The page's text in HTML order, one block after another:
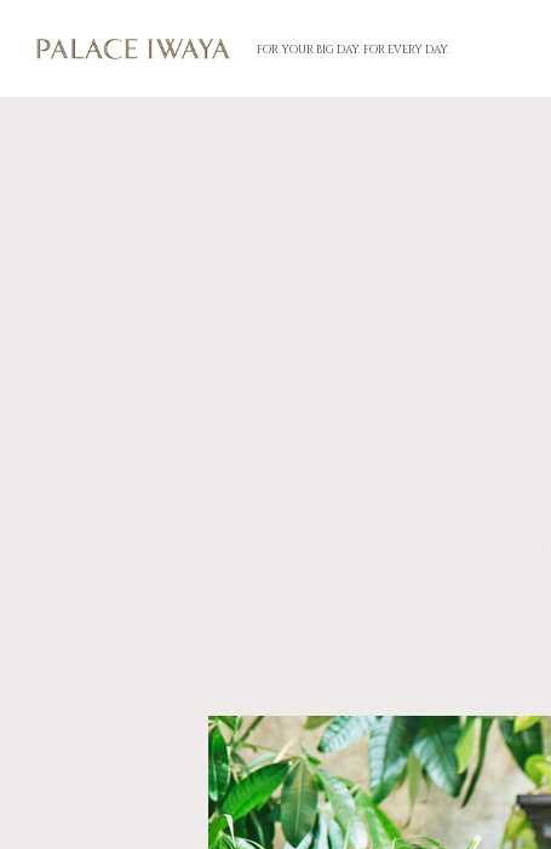
FOR YOUR BIG DAY. FOR EVERY DAY.